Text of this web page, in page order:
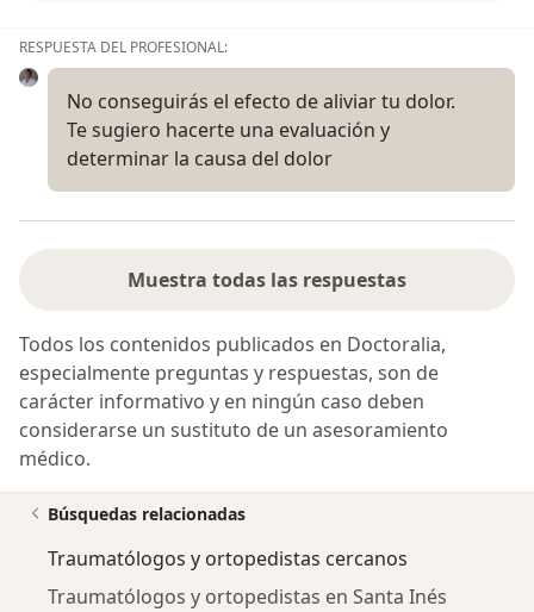
RESPUESTA DEL PROFESIONAL:
No conseguirás el efecto de aliviar tu dolor.
Te sugiero hacerte una evaluación y
determinar la causa del dolor
Muestra todas las respuestas
Todos los contenidos publicados en Doctoralia,
especialmente preguntas y respuestas, son de
carácter informativo y en ningún caso deben
considerarse un sustituto de un asesoramiento
médico.
Búsquedas relacionadas
Traumatólogos y ortopedistas cercanos
Traumatólogos y ortopedistas en Santa Inés